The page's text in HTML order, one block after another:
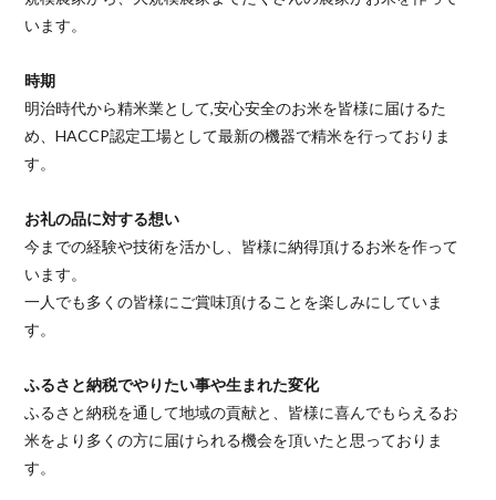
います。
時期
明治時代から精米業として,安心安全のお米を皆様に届けるた
め、HACCP認定工場として最新の機器で精米を行っておりま
す。
お礼の品に対する想い
今までの経験や技術を活かし、皆様に納得頂けるお米を作って
います。
一人でも多くの皆様にご賞味頂けることを楽しみにしていま
す。
ふるさと納税でやりたい事や生まれた変化
ふるさと納税を通して地域の貢献と、皆様に喜んでもらえるお
米をより多くの方に届けられる機会を頂いたと思っておりま
す。